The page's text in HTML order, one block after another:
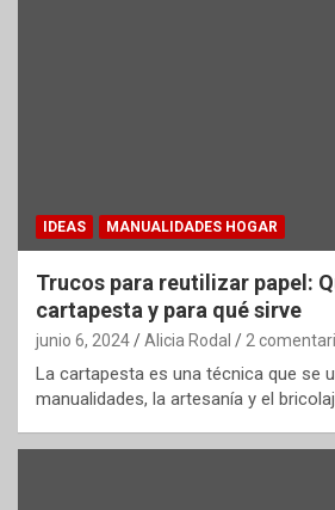
IDEAS MANUALIDADES HOGAR
Trucos para reutilizar papel:
cartapesta y para qué sirve
junio 6, 2024 Alicia Rodal 2
La cartapesta es una técnica que se
manualidades, la artesanía y el